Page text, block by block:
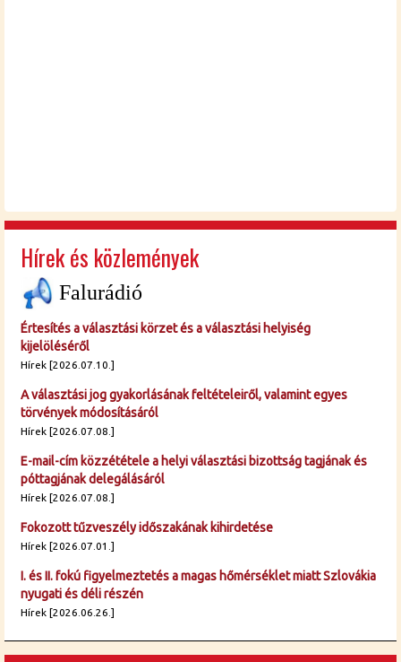
Hírek és közlemények
Falurádió
Értesítés a választási körzet és a választási helyiség
kijelöléséről
Hírek [2026.07.10.]
A választási jog gyakorlásának feltételeiről, valamint egyes
törvények módosításáról
Hírek [2026.07.08.]
E-mail-cím közzététele a helyi választási bizottság tagjának és
póttagjának delegálásáról
Hírek [2026.07.08.]
Fokozott tűzveszély időszakának kihirdetése
Hírek [2026.07.01.]
I. és II. fokú figyelmeztetés a magas hőmérséklet miatt Szlovákia
nyugati és déli részén
Hírek [2026.06.26.]